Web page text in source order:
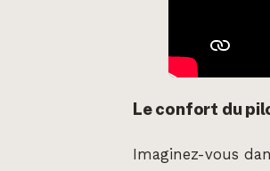
Le confort du
Imaginez-vous